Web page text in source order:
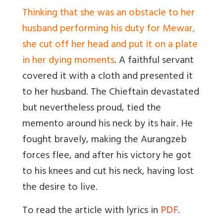
Thinking that she was an obstacle to her
husband performing his duty for Mewar,
she cut off her head and put it on a plate
in her dying moments. A faithful servant
covered it with a cloth and presented it
to her husband. The Chieftain devastated
but nevertheless proud, tied the
memento around his neck by its hair. He
fought bravely, making the Aurangzeb
forces flee, and after his victory he got
to his knees and cut his neck, having lost
the desire to live.
To read the article with lyrics in PDF.